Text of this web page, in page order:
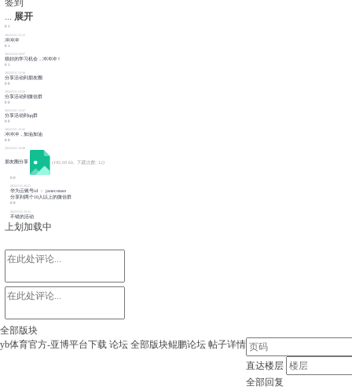
签到
... 展开
0 1
2022/5/21 21:33
冲冲冲
0 1
2022/5/24 10:07
很好的学习机会，冲冲冲！
0 1
2022/5/31 13:30
分享活动到朋友圈
0 0
2022/5/31 13:34
分享活动到微信群
0 0
2022/5/31 13:37
分享活动到qq群
0 0
2022/5/31 15:42
冲冲冲，加油加油
0 0
2022/5/31 19:48
朋友圈分享 (195.69 kb, 下载次数: 12)
0 0
2022/5/31 20:25
华为云账号id ： janeconan
分享到两个10人以上的微信群
0 0
2022/5/31 23:15
不错的活动
上划加载中
全部版块
yb体育官方-亚博平台下载 论坛 全部版块鲲鹏论坛 帖子详情
直达楼层
全部回复